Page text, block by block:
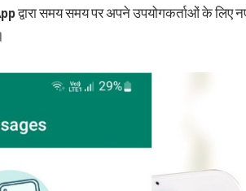
द्वारा समय समय पर अपने उपयोगकर्ताओं के लिए